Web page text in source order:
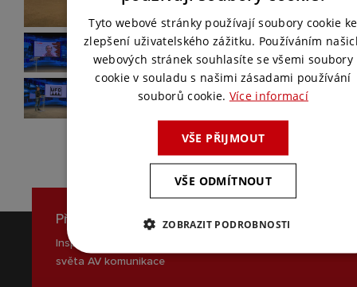
Přihlaste se k odběru novinek
Inspirace, novinky a zajímavé tipy ze
světa AV komunikace
ENGLISH
Tyto webové stránky používají soubory cookie ke
zlepšení uživatelského zážitku. Používáním
webových stránek souhlasíte se všemi soubory
cookie v souladu s našimi zásadami používání
souborů cookie. Více informací
VŠE PŘIJMOUT
VŠE ODMÍTNOUT
ZOBRAZIT PODROBNOSTI